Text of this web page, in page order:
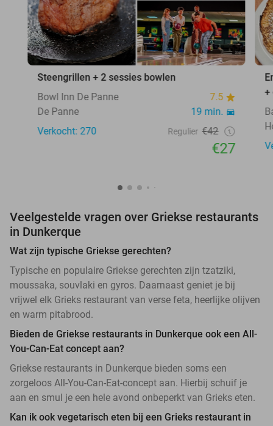
Steengrillen + 2 sessies bowlen
Bowl Inn De Panne
7.5
De Panne
19 min.
Verkocht: 270
Regulier €42
€27
+
Veelgestelde vragen over Griekse restaurants
in Dunkerque
Wat zijn typische Griekse gerechten?
Typische en populaire Griekse gerechten zijn tzatziki,
moussaka, souvlaki en gyros. Daarnaast geniet je bij
vrijwel elk Grieks restaurant van verse feta, heerlijke olijven
en warm pitabrood.
Bieden de Griekse restaurants in Dunkerque ook een All-
You-Can-Eat concept aan?
Griekse restaurants in Dunkerque bieden soms een
zorgeloos All-You-Can-Eat-concept aan. Hierbij schuif je
aan en smul je een hele avond onbeperkt van Grieks eten.
Kan ik ook vegetarisch eten bij een Grieks restaurant in